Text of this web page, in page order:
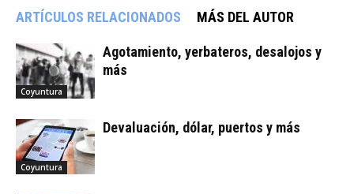
ARTÍCULOS RELACIONADOS MÁS DEL AUTOR
Coyuntura
Agotamiento, yerbateros, desalojos y
más
Coyuntura
Devaluación, dólar, puertos y más